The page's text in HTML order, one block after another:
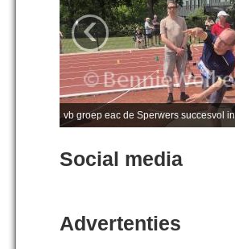
vb groep eac de Sperwers succesvol
‹
Social media
Advertenties